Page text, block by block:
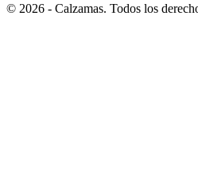
© 2026 - Calzamas. Todos los